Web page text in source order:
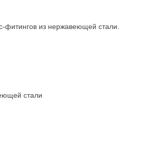
из нержавеющей стали.
стали